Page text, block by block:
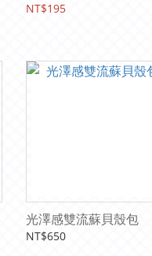
NT$195
光澤感雙流蘇貝殼包
NT$650